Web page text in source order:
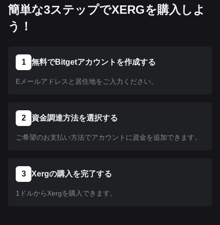
って購入できます。Bitgetで上場されているすべて
簡単な3ステップでXERGを購入しよ
う！
1 無料でBitgetアカウントを作成する
Eメールアドレスと居住地をご入力ください。
2 資金調達方法を選択する
ご希望のお支払い方法でアカウントに資金を追加できます。
3 Xergの購入を完了する
1ドルからXergを購入できます。